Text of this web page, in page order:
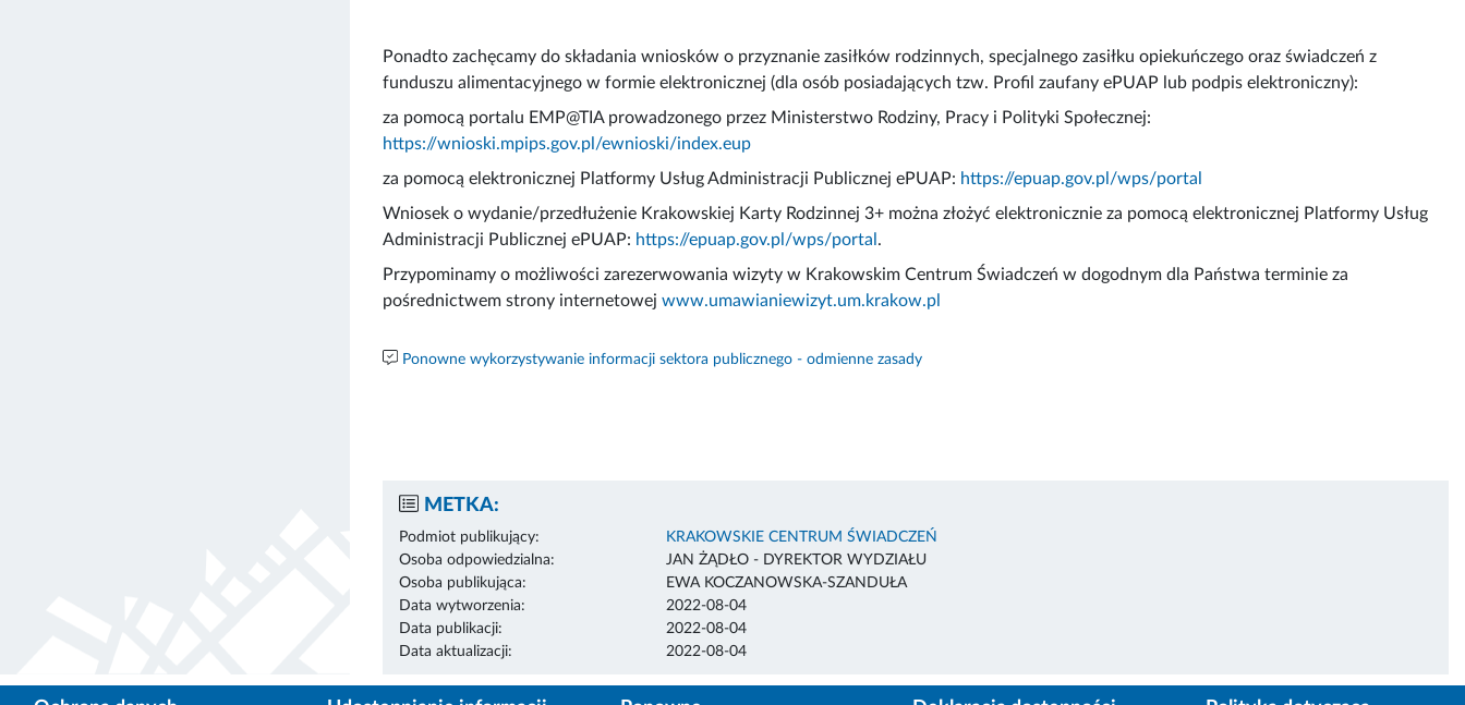
Ponadto zachęcamy do składania wniosków o przyznanie zasiłków rodzinnych, specjalnego zasiłku opiekuńczego oraz świadczeń z
funduszu alimentacyjnego w formie elektronicznej (dla osób posiadających tzw. Profil zaufany ePUAP lub podpis elektroniczny):
za pomocą portalu EMP@TIA prowadzonego przez Ministerstwo Rodziny, Pracy i Polityki Społecznej:
https://wnioski.mpips.gov.pl/ewnioski/index.eup
za pomocą elektronicznej Platformy Usług Administracji Publicznej ePUAP: https://epuap.gov.pl/wps/portal
Wniosek o wydanie/przedłużenie Krakowskiej Karty Rodzinnej 3+ można złożyć elektronicznie za pomocą elektronicznej Platformy Usług
Administracji Publicznej ePUAP: https://epuap.gov.pl/wps/portal.
Przypominamy o możliwości zarezerwowania wizyty w Krakowskim Centrum Świadczeń w dogodnym dla Państwa terminie za
pośrednictwem strony internetowej www.umawianiewizyt.um.krakow.pl
Ponowne wykorzystywanie informacji sektora publicznego - odmienne zasady
METKA:
Podmiot publikujący:
KRAKOWSKIE CENTRUM ŚWIADCZEŃ
Osoba odpowiedzialna:
JAN ŻĄDŁO - DYREKTOR WYDZIAŁU
Osoba publikująca:
EWA KOCZANOWSKA-SZANDUŁA
Data wytworzenia:
2022-08-04
Data publikacji:
2022-08-04
Data aktualizacji:
2022-08-04